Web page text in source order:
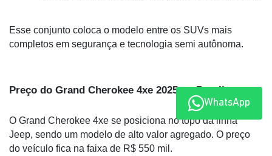
Esse conjunto coloca o modelo entre os SUVs mais
completos em segurança e tecnologia semi autônoma.
Preço do Grand Cherokee 4xe 2025 no Brasil
O Grand Cherokee 4xe se posiciona no topo da linha
Jeep, sendo um modelo de alto valor agregado. O preço
do veículo fica na faixa de R$ 550 mil.
WhatsApp